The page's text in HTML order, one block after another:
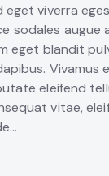
eget viverra
sodales augue
eget blandit
Vivamus
eleifend
vitae,